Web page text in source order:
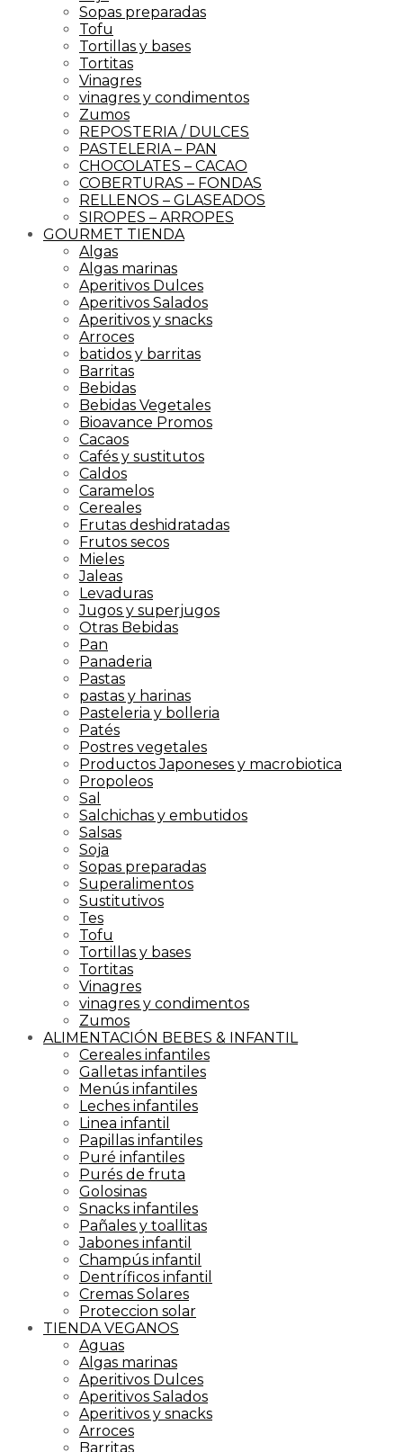
Sopas preparadas
Tofu
Tortillas y bases
Tortitas
Vinagres
vinagres y condimentos
Zumos
REPOSTERIA / DULCES
PASTELERIA – PAN
CHOCOLATES – CACAO
COBERTURAS – FONDAS
RELLENOS – GLASEADOS
SIROPES – ARROPES
GOURMET TIENDA
Algas
Algas marinas
Aperitivos Dulces
Aperitivos Salados
Aperitivos y snacks
Arroces
batidos y barritas
Barritas
Bebidas
Bebidas Vegetales
Bioavance Promos
Cacaos
Cafés y sustitutos
Caldos
Caramelos
Cereales
Frutas deshidratadas
Frutos secos
Mieles
Jaleas
Levaduras
Jugos y superjugos
Otras Bebidas
Pan
Panaderia
Pastas
pastas y harinas
Pasteleria y bolleria
Patés
Postres vegetales
Productos Japoneses y macrobiotica
Propoleos
Sal
Salchichas y embutidos
Salsas
Soja
Sopas preparadas
Superalimentos
Sustitutivos
Tes
Tofu
Tortillas y bases
Tortitas
Vinagres
vinagres y condimentos
Zumos
ALIMENTACIÓN BEBES & INFANTIL
Cereales infantiles
Galletas infantiles
Menús infantiles
Leches infantiles
Linea infantil
Papillas infantiles
Puré infantiles
Purés de fruta
Golosinas
Snacks infantiles
Pañales y toallitas
Jabones infantil
Champús infantil
Dentríficos infantil
Cremas Solares
Proteccion solar
TIENDA VEGANOS
Aguas
Algas marinas
Aperitivos Dulces
Aperitivos Salados
Aperitivos y snacks
Arroces
Barritas